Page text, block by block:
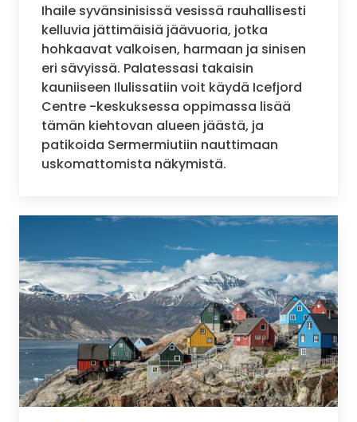
Ihaile syvänsinisissä vesissä rauhallisesti
kelluvia jättimäisiä jäävuoria, jotka
hohkaavat valkoisen, harmaan ja sinisen
eri sävyissä. Palatessasi takaisin
kauniiseen Ilulissatiin voit käydä Icefjord
Centre -keskuksessa oppimassa lisää
tämän kiehtovan alueen jäästä, ja
patikoida Sermermiutiin nauttimaan
uskomattomista näkymistä.